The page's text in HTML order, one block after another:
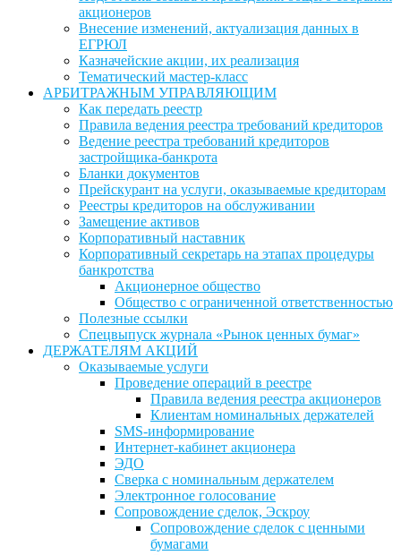
акционеров
Внесение изменений, актуализация данных в
ЕГРЮЛ
Казначейские акции, их реализация
Тематический мастер-класс
АРБИТРАЖНЫМ УПРАВЛЯЮЩИМ
Как передать реестр
Правила ведения реестра требований кредиторов
Ведение реестра требований кредиторов
застройщика-банкрота
Бланки документов
Прейскурант на услуги, оказываемые кредиторам
Реестры кредиторов на обслуживании
Замещение активов
Корпоративный наставник
Корпоративный секретарь на этапах процедуры
банкротства
Акционерное общество
Общество с ограниченной ответственностью
Полезные ссылки
Спецвыпуск журнала «Рынок ценных бумаг»
ДЕРЖАТЕЛЯМ АКЦИЙ
Оказываемые услуги
Проведение операций в реестре
Правила ведения реестра акционеров
Клиентам номинальных держателей
SMS-информирование
Интернет-кабинет акционера
ЭДО
Сверка с номинальным держателем
Электронное голосование
Сопровождение сделок, Эскроу
Сопровождение сделок с ценными
бумагами